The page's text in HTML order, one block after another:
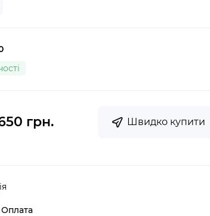
грн. Швидко купити
Оплата